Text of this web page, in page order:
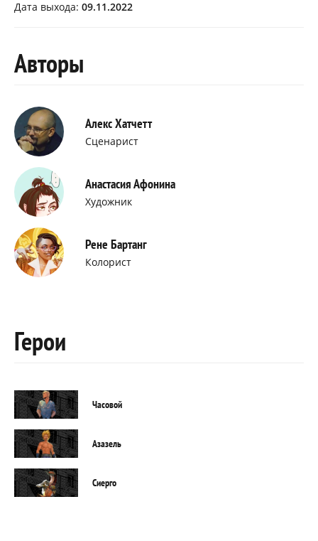
Дата выхода: 09.11.2022
Авторы
Алекс Хатчетт
Сценарист
Анастасия Афонина
Художник
Рене Бартанг
Колорист
Герои
Часовой
Азазель
Сиерго